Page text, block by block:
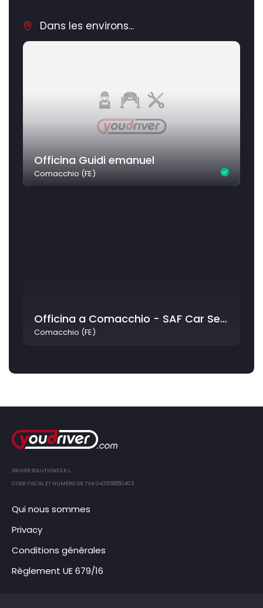
Dans les environs...
Officina Guidi emanuel
Comacchio (FE)
Officina a Comacchio - SAF Car Service
Comacchio (FE)
DRIVER SOLUTIONS S.R.L.
CODE FISCAL ET NUMÉRO DE TVA 04359850403
Qui nous sommes
Privacy
Conditions générales
Règlement UE 679/16